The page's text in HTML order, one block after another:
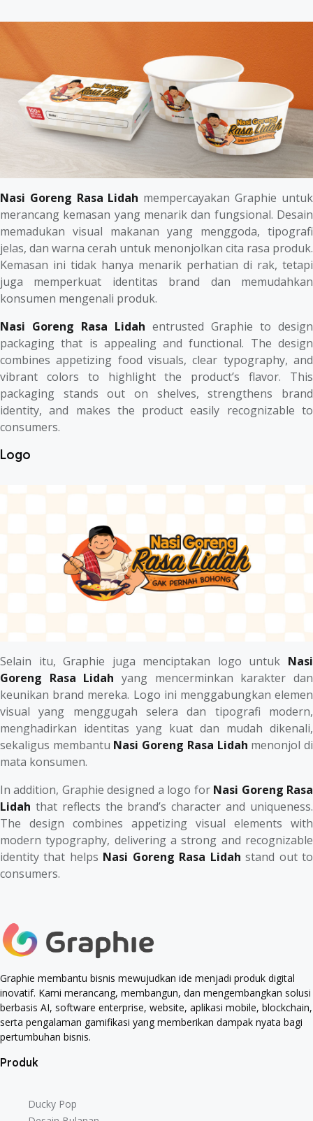
Nasi Goreng Rasa Lidah mempercayakan Graphie untuk
merancang kemasan yang menarik dan fungsional. Desain
memadukan visual makanan yang menggoda, tipografi
jelas, dan warna cerah untuk menonjolkan cita rasa produk.
Kemasan ini tidak hanya menarik perhatian di rak, tetapi
juga memperkuat identitas brand dan memudahkan
konsumen mengenali produk.
Nasi Goreng Rasa Lidah entrusted Graphie to design
packaging that is appealing and functional. The design
combines appetizing food visuals, clear typography, and
vibrant colors to highlight the product’s flavor. This
packaging stands out on shelves, strengthens brand
identity, and makes the product easily recognizable to
consumers.
Logo
Selain itu, Graphie juga menciptakan logo untuk Nasi
Goreng Rasa Lidah yang mencerminkan karakter dan
keunikan brand mereka. Logo ini menggabungkan elemen
visual yang menggugah selera dan tipografi modern,
menghadirkan identitas yang kuat dan mudah dikenali,
sekaligus membantu Nasi Goreng Rasa Lidah menonjol di
mata konsumen.
In addition, Graphie designed a logo for Nasi Goreng Rasa
Lidah that reflects the brand’s character and uniqueness.
The design combines appetizing visual elements with
modern typography, delivering a strong and recognizable
identity that helps Nasi Goreng Rasa Lidah stand out to
consumers.
Graphie membantu bisnis mewujudkan ide menjadi produk digital
inovatif. Kami merancang, membangun, dan mengembangkan solusi
berbasis AI, software enterprise, website, aplikasi mobile, blockchain,
serta pengalaman gamifikasi yang memberikan dampak nyata bagi
pertumbuhan bisnis.
Produk
Ducky Pop
Ducky Pop